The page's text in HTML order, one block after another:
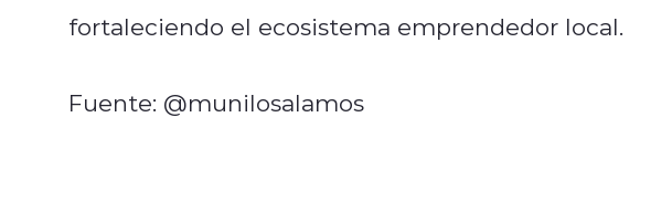
fortaleciendo el ecosistema emprendedor local.
Fuente: @munilosalamos